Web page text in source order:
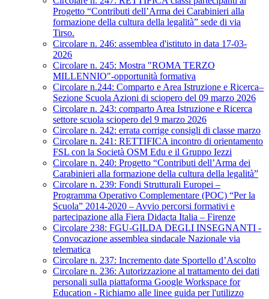
Progetto “Contributi dell’Arma dei Carabinieri alla
formazione della cultura della legalità” sede di via
Tirso.
Circolare n. 246: assemblea d'istituto in data 17-03-
2026
Circolare n. 245: Mostra "ROMA TERZO
MILLENNIO"-opportunità formativa
Circolare n.244: Comparto e Area Istruzione e Ricerca–
Sezione Scuola Azioni di sciopero del 09 marzo 2026
Circolare n. 243: comparto Area Istruzione e Ricerca
settore scuola sciopero del 9 marzo 2026
Circolare n. 242: errata corrige consigli di classe marzo
Circolare n. 241: RETTIFICA incontro di orientamento
FSL con la Società OSM Edu e il Gruppo Iezzi
Circolare n. 240: Progetto “Contributi dell’Arma dei
Carabinieri alla formazione della cultura della legalità”
Circolare n. 239: Fondi Strutturali Europei –
Programma Operativo Complementare (POC) “Per la
Scuola” 2014-2020 – Avvio percorsi formativi e
partecipazione alla Fiera Didacta Italia – Firenze
Circolare 238: FGU-GILDA DEGLI INSEGNANTI -
Convocazione assemblea sindacale Nazionale via
telematica
Circolare n. 237: Incremento date Sportello d’Ascolto
Circolare n. 236: Autorizzazione al trattamento dei dati
personali sulla piattaforma Google Workspace for
Education - Richiamo alle linee guida per l'utilizzo